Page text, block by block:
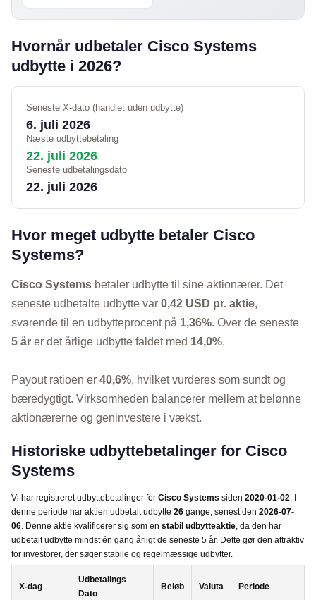
Hvornår udbetaler Cisco Systems
udbytte i 2026?
Seneste X-dato (handlet uden udbytte)
6. juli 2026
Næste udbyttebetaling
22. juli 2026
Seneste udbetalingsdato
22. juli 2026
Hvor meget udbytte betaler Cisco
Systems?
Cisco Systems betaler udbytte til sine aktionærer. Det
seneste udbetalte udbytte var 0,42 USD pr. aktie,
svarende til en udbytteprocent på 1,36%. Over de seneste
5 år er det årlige udbytte faldet med 14,0%.
Payout ratioen er 40,6%, hvilket vurderes som sundt og
bæredygtigt. Virksomheden balancerer mellem at belønne
aktionærerne og geninvestere i vækst.
Historiske udbyttebetalinger for Cisco
Systems
Vi har registreret udbyttebetalinger for Cisco Systems siden 2020-01-02. I
denne periode har aktien udbetalt udbytte 26 gange, senest den 2026-07-
06. Denne aktie kvalificerer sig som en stabil udbytteaktie, da den har
udbetalt udbytte mindst én gang årligt de seneste 5 år. Dette gør den attraktiv
for investorer, der søger stabile og regelmæssige udbytter.
X-dag
Udbetalings
Dato
Beløb Valuta Periode